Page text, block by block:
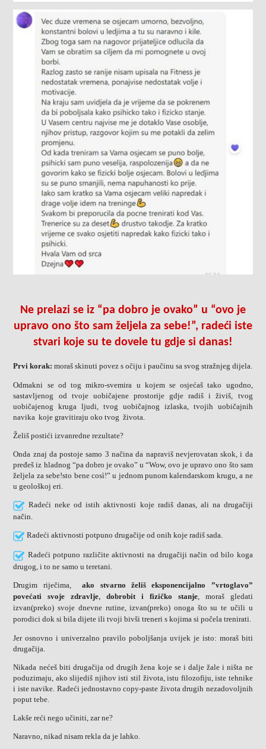
Ne prelazi se iz “pa dobro je ovako” u “ovo je
upravo ono što sam željela za sebe!”, radeći iste
stvari koje su te dovele tu gdje si danas!
Prvi korak: moraš skinuti povez s očiju i paučinu sa svog stražnjeg dijela.
Odmakni se od tog mikro-svemira u kojem se osjećaš tako ugodno,
sastavljenog od tvoje uobičajene prostorije gdje radiš i živiš, tvog
uobičajenog kruga ljudi, tvog uobičajnog izlaska, tvojih uobičajnih
navika koje gravitiraju oko tvog života.
Želiš postići izvanredne rezultate?
Onda znaj da postoje samo 3 načina da napraviš nevjerovatan skok , i da
pređeš iz hladnog “pa dobro je ovako” u “Wow, ovo je upravo ono što sam
željela za sebe!sto bene così!” u jednom punom kalendarskom krugu, a ne
u geološkoj eri.
Radeći neke od istih aktivnosti koje radiš danas, ali na drugačiji
način.
Radeći aktivnosti potpuno drugačije od onih koje radiš sada.
Radeći potpuno različite aktivnosti na drugačiji način od bilo koga
drugog, i to ne samo u teretani.
Drugim riječima,ako stvarno želiš eksponencijalno ”vrtoglavo”
povećati svoje zdravlje,dobrobit i fizičko stanje, moraš gledati
izvan(preko) svoje dnevne rutine, izvan(preko) onoga što su te učili u
porodici dok si bila dijete ili tvoji bivši treneri s kojima si počela trenirati.
Jer osnovno i univerzalno pravilo poboljšanja uvijek je isto: moraš biti
drugačija.
Nikada nećeš biti drugačija od drugih žena koje se i dalje žale i ništa ne
poduzimaju, ako slijediš njihov isti stil života, istu filozofiju, iste tehnike
i iste navike. Radeći jednostavno copy-paste života drugih nezadovoljnih
poput tebe.
Lakše reći nego učiniti, zar ne?
Naravno, nikad nisam rekla da je lahko.